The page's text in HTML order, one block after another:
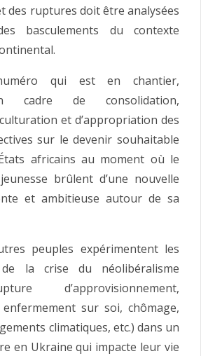
des ruptures doit être analysées
basculements du contexte
qui est en chantier,
cadre de consolidation,
et d’appropriation des
sur le devenir souhaitable
africains au moment où le
brûlent d’une nouvelle
et ambitieuse autour de sa
peuples expérimentent les
la crise du néolibéralisme
d’approvisionnement,
sur soi, chômage,
climatiques, etc.) dans un
en Ukraine qui impacte leur vie